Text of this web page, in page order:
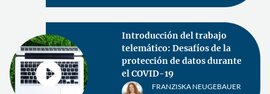
Introducción del trabajo
telemático: Desafíos de la
protección de datos durante
el COVID-19
FRANZISKA NEUGEBAUER